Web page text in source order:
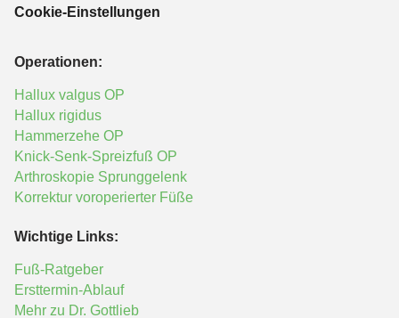
Operationen:
Hallux valgus OP
Hallux rigidus
Hammerzehe OP
Knick-Senk-Spreizfuß OP
Arthroskopie Sprunggelenk
Korrektur voroperierter Füße
Wichtige Links:
Fuß-Ratgeber
Ersttermin-Ablauf
Mehr zu Dr. Gottlieb
Cookie-Einstellungen